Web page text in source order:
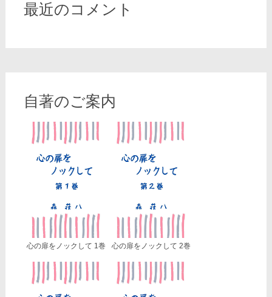
最近のコメント
自著のご案内
心の扉をノックして 1巻 心の扉をノックして 2巻